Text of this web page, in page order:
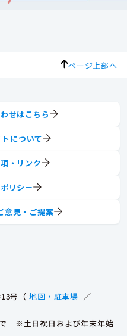
ページ上部へ
号（ 地図・駐車場 ／
※土日祝日および年末年始
せはこちら
について
・リンク
リシー
意見・ご提案